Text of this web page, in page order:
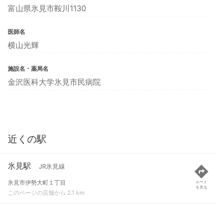
富山県氷見市鞍川1130
医師名
横山光輝
施設名・薬局名
金沢医科大学氷見市民病院
近くの駅
氷見駅 JR氷見線
氷見市伊勢大町１丁目
このページの店舗から 2.1 km
ルート
を見る